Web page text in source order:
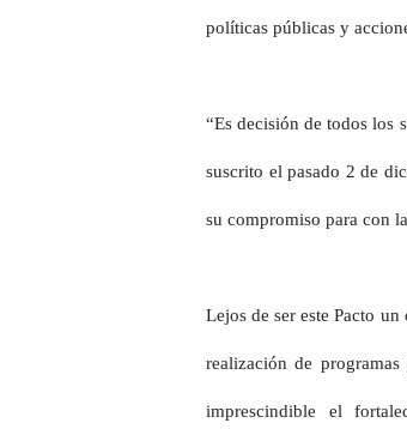
políticas públicas y
“Es decisión de todos los
suscrito el pasado 2 de
su compromiso para con
Lejos de ser este Pacto
realización de
imprescindible el